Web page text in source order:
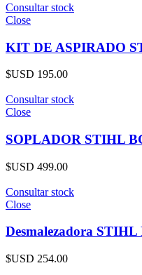
Consultar stock
Close
KIT DE ASPIRADO
$USD 195.00
Consultar stock
Close
SOPLADOR STIHL
$USD 499.00
Consultar stock
Close
Desmalezadora
$USD 254.00